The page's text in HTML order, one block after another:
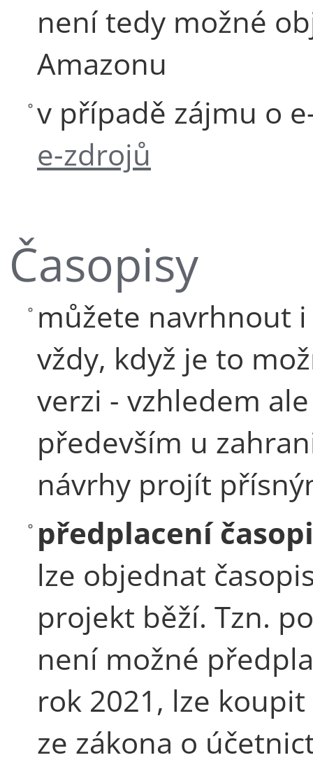
není tedy možné
Amazonu
v případě zájmu o
e-zdrojů
Časopisy
můžete navrhnout
vždy, když je to
verzi - vzhledem
především u
návrhy projít
předplacení
lze objednat
projekt běží. Tzn.
není možné
rok 2021, lze
ze zákona o